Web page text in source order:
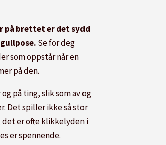
på brettet er det sydd
Se for deg
som oppstår når en
på den.
på ting, slik som av og
Det spiller ikke så stor
er ofte klikkelyden i
er spennende.